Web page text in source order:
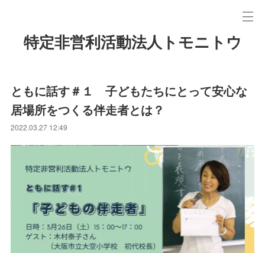
特定非営利活動法人トモニトウ
ともに話す＃１ 子どもたちにとって安心な
居場所をつくる伴走者とは？
2022.03.27 12:49